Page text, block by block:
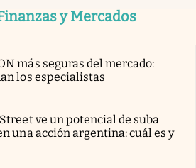
y Mercados
más seguras del mercado:
los especialistas
ve un potencial de suba
una acción argentina: cuál es y